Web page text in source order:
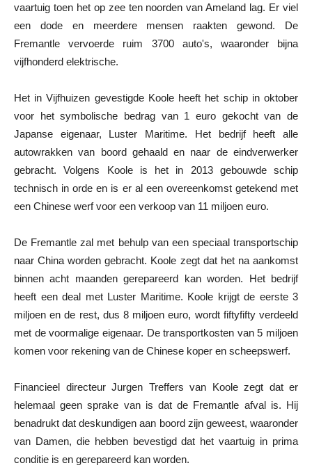
vaartuig toen het op zee ten noorden van Ameland lag. Er viel
een dode en meerdere mensen raakten gewond. De
Fremantle vervoerde ruim 3700 auto's, waaronder bijna
vijfhonderd elektrische.
Het in Vijfhuizen gevestigde Koole heeft het schip in oktober
voor het symbolische bedrag van 1 euro gekocht van de
Japanse eigenaar, Luster Maritime. Het bedrijf heeft alle
autowrakken van boord gehaald en naar de eindverwerker
gebracht. Volgens Koole is het in 2013 gebouwde schip
technisch in orde en is er al een overeenkomst getekend met
een Chinese werf voor een verkoop van 11 miljoen euro.
De Fremantle zal met behulp van een speciaal transportschip
naar China worden gebracht. Koole zegt dat het na aankomst
binnen acht maanden gerepareerd kan worden. Het bedrijf
heeft een deal met Luster Maritime. Koole krijgt de eerste 3
miljoen en de rest, dus 8 miljoen euro, wordt fiftyfifty verdeeld
met de voormalige eigenaar. De transportkosten van 5 miljoen
komen voor rekening van de Chinese koper en scheepswerf.
Financieel directeur Jurgen Treffers van Koole zegt dat er
helemaal geen sprake van is dat de Fremantle afval is. Hij
benadrukt dat deskundigen aan boord zijn geweest, waaronder
van Damen, die hebben bevestigd dat het vaartuig in prima
conditie is en gerepareerd kan worden.